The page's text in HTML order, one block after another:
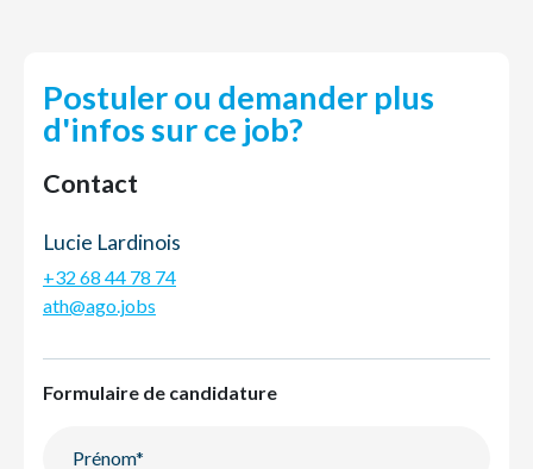
Postuler ou demander plus
d'infos sur ce job?
Contact
Lucie Lardinois
+32 68 44 78 74
ath@ago.jobs
Formulaire de candidature